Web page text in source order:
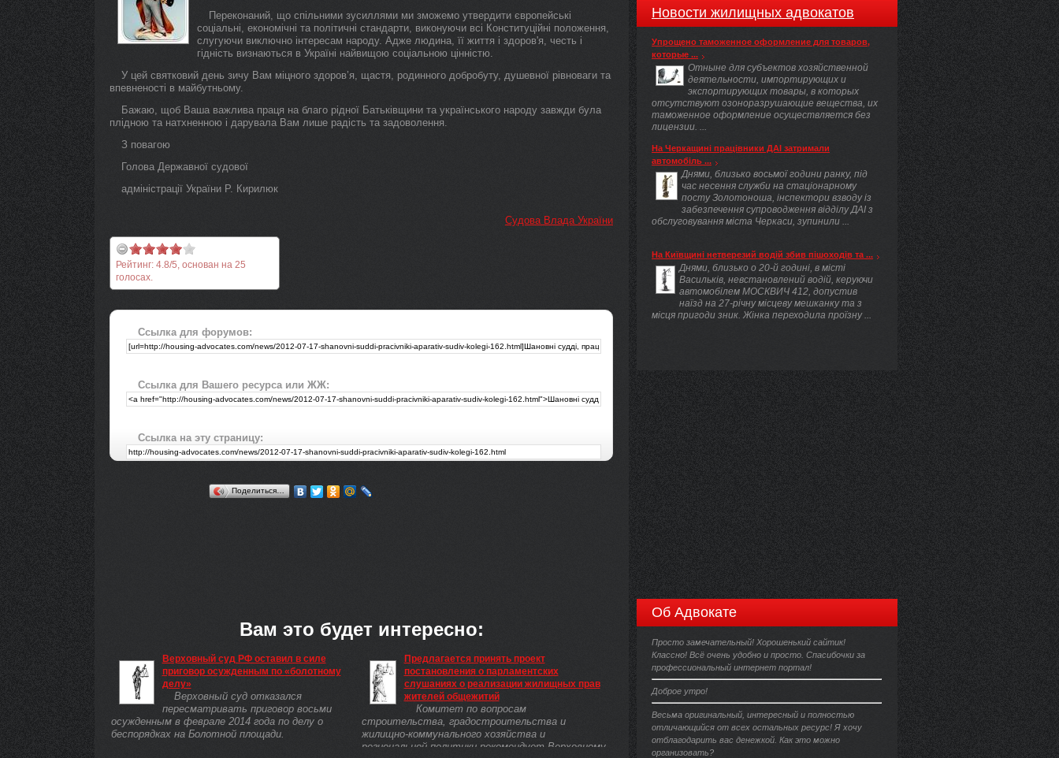
Переконаний, що спільними зусиллями ми зможемо утвердити європейські
соціальні, економічні та політичні стандарти, виконуючи всі Конституційні положення,
слугуючи виключно інтересам народу. Адже людина, її життя і здоров'я, честь і
гідність визнаються в Україні найвищою соціальною цінністю.
У цей святковий день зичу Вам міцного здоров’я, щастя, родинного добробуту, душевної рівноваги та
впевненості в майбутньому.
Бажаю, щоб Ваша важлива праця на благо рідної Батьківщини та українського народу завжди була
плідною та натхненною і дарувала Вам лише радість та задоволення.
З повагою
Голова Державної судової
адміністрації України Р. Кирилюк
Судова Влада України
Рейтинг: 4.8/5, основан на 25
голосах.
Ссылка для форумов:
Ссылка для Вашего ресурса или ЖЖ:
Ссылка на эту страницу:
Поделиться…
Вам это будет интересно:
Верховный суд РФ оставил в силе
приговор осужденным по «болотному
делу»
Верховный суд отказался
пересматривать приговор восьми
осужденным в феврале 2014 года по делу о
беспорядках на Болотной площади.
Предлагается принять проект
постановления о парламентских
слушаниях о реализации жилищных прав
жителей общежитий
Комитет по вопросам
строительства, градостроительства и
жилищно-коммунального хозяйства и
региональной политики рекомендует Верховному
Новости жилищных адвокатов
Упрощено таможенное оформление для товаров,
которые ...
Отныне для субъектов хозяйственной
деятельности, импортирующих и
экспортирующих товары, в которых
отсутствуют озоноразрушающие вещества, их
таможенное оформление осуществляется без
лицензии. ...
На Черкащині працівники ДАІ затримали
автомобіль ...
Днями, близько восьмої години ранку, під
час несення служби на стаціонарному
посту Золотоноша, інспектори взводу із
забезпечення супроводження відділу ДАІ з
обслуговування міста Черкаси, зупинили ...
На Київщині нетверезий водій збив пішоходів та ...
Днями, близько о 20-й годині, в місті
Васильків, невстановлений водій, керуючи
автомобілем МОСКВИЧ 412, допустив
наїзд на 27-річну місцеву мешканку та з
місця пригоди зник. Жінка переходила проїзну ...
Об Адвокате
Просто замечательный! Хорошенький сайтик!
Классно! Всё очень удобно и просто. Спасибочки за
профессиональный интернет портал!
Доброе утро!
Весьма оригинальный, интересный и полностью
отличающийся от всех остальных ресурс! Я хочу
отблагодарить вас денежкой. Как это можно
организовать?